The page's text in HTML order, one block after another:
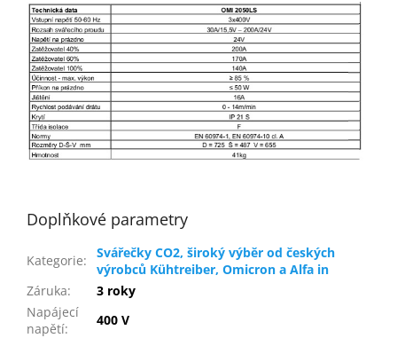
Doplňkové parametry
Kategorie:
Svářečky CO2, široký výběr od českých
výrobců Kühtreiber, Omicron a Alfa in
Záruka:
3 roky
Napájecí
napětí:
400 V